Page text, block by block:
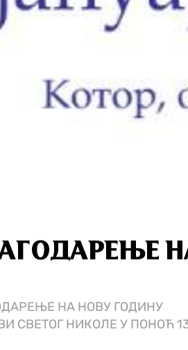
НА НОВУ ГОДИНУ
СВЕТОГ НИКОЛЕ У ПОНОЋ